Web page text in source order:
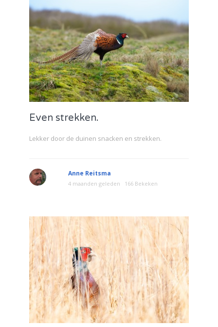
Even strekken.
Lekker door de duinen snacken en strekken.
Anne Reitsma
4 maanden geleden 166 Bekeken